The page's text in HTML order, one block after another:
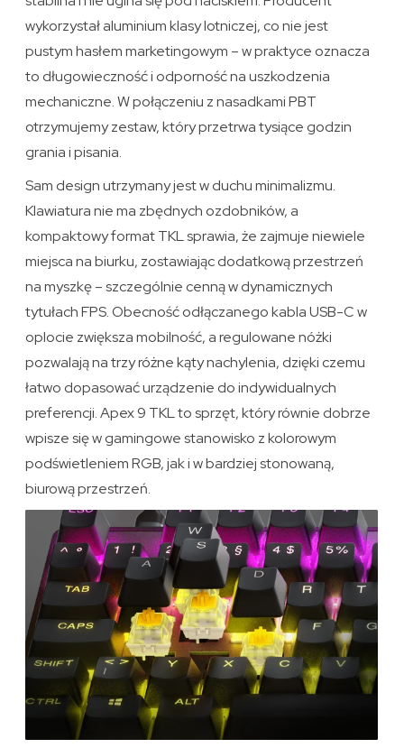
wykorzystał aluminium klasy lotniczej, co nie jest
pustym hasłem marketingowym – w praktyce oznacza
to długowieczność i odporność na uszkodzenia
mechaniczne. W połączeniu z nasadkami PBT
otrzymujemy zestaw, który przetrwa tysiące godzin
grania i pisania.
Sam design utrzymany jest w duchu minimalizmu.
Klawiatura nie ma zbędnych ozdobników, a
kompaktowy format TKL sprawia, że zajmuje niewiele
miejsca na biurku, zostawiając dodatkową przestrzeń
na myszkę – szczególnie cenną w dynamicznych
tytułach FPS. Obecność odłączanego kabla USB-C w
oplocie zwiększa mobilność, a regulowane nóżki
pozwalają na trzy różne kąty nachylenia, dzięki czemu
łatwo dopasować urządzenie do indywidualnych
preferencji. Apex 9 TKL to sprzęt, który równie dobrze
wpisze się w gamingowe stanowisko z kolorowym
podświetleniem RGB, jak i w bardziej stonowaną,
biurową przestrzeń.